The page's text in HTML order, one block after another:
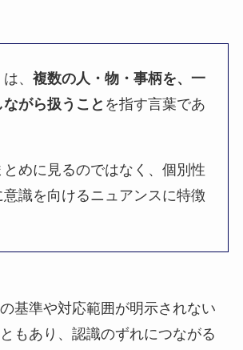
は、複数の人・物・事柄を、一
がら扱うこと を指す言葉であ
めに見るのではなく、個別性
識を向けるニュアンスに特徴
基準や対応範囲が明示されない
もあり、認識のずれにつながる